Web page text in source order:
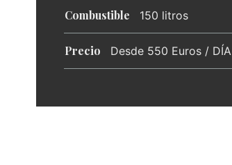
Combustible 150 litros
Precio Desde 550 Euros / DÍA